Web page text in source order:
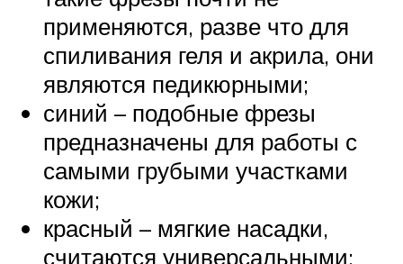
применяются, разве что для
спиливания геля и акрила, они
являются педикюрными;
синий – подобные фрезы
предназначены для работы с
самыми грубыми участками
кожи;
красный – мягкие насадки,
считаются универсальными;